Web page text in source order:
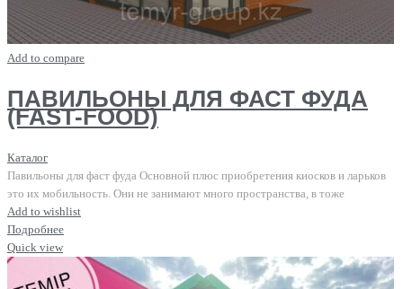
Add to compare
ПАВИЛЬОНЫ ДЛЯ ФАСТ ФУДА
(FAST-FOOD)
Каталог
Павильоны для фаст фуда Основной плюс приобретения киосков и ларьков
это их мобильность. Они не занимают много пространства, в тоже
Add to wishlist
Подробнее
Quick view